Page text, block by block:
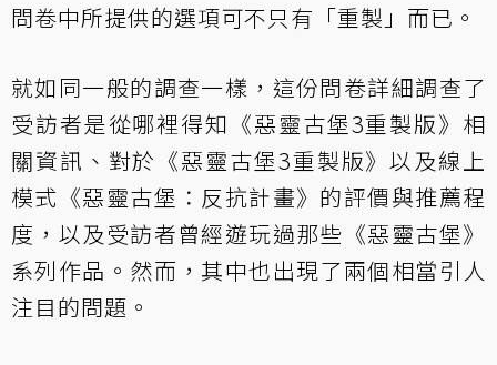
問卷中所提供的選項可不只有「重製」而已。
就如同一般的調查一樣，這份問卷詳細調查了
受訪者是從哪裡得知《惡靈古堡3重製版》相
關資訊、對於《惡靈古堡3重製版》以及線上
模式《惡靈古堡：反抗計畫》的評價與推薦程
度，以及受訪者曾經遊玩過那些《惡靈古堡》
系列作品。然而，其中也出現了兩個相當引人
注目的問題。